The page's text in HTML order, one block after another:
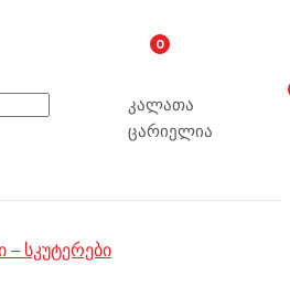
0
კალათა
ცარიელია
სკუტერები